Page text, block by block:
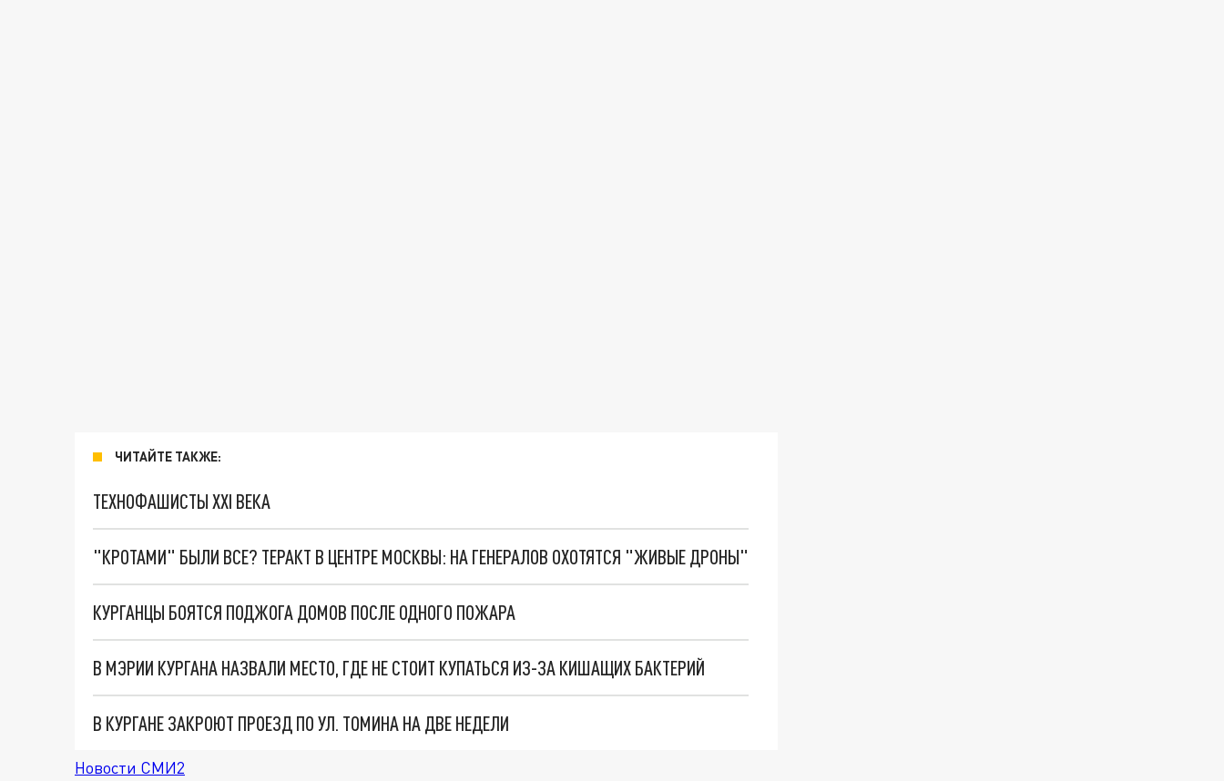
ЧИТАЙТЕ ТАКЖЕ:
ТЕХНОФАШИСТЫ XXI ВЕКА
"КРОТАМИ" БЫЛИ ВСЕ? ТЕРАКТ В ЦЕНТРЕ МОСКВЫ: НА ГЕНЕРАЛОВ ОХОТЯТСЯ "ЖИВЫЕ ДРОНЫ"
КУРГАНЦЫ БОЯТСЯ ПОДЖОГА ДОМОВ ПОСЛЕ ОДНОГО ПОЖАРА
В МЭРИИ КУРГАНА НАЗВАЛИ МЕСТО, ГДЕ НЕ СТОИТ КУПАТЬСЯ ИЗ-ЗА КИШАЩИХ БАКТЕРИЙ
В КУРГАНЕ ЗАКРОЮТ ПРОЕЗД ПО УЛ. ТОМИНА НА ДВЕ НЕДЕЛИ
Новости СМИ2